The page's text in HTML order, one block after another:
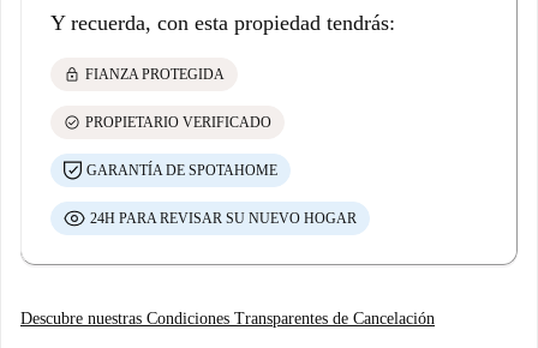
Y recuerda, con esta propiedad tendrás:
lock FIANZA PROTEGIDA
check_circle PROPIETARIO VERIFICADO
GARANTÍA DE SPOTAHOME
24H PARA REVISAR SU NUEVO HOGAR
Descubre nuestras Condiciones Transparentes de Cancelación